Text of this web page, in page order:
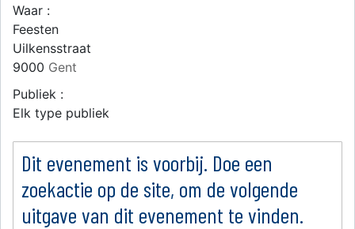
Waar :
Feesten
Uilkensstraat
9000 Gent
Publiek :
Elk type publiek
Dit evenement is voorbij. Doe een
zoekactie op de site, om de volgende
uitgave van dit evenement te vinden.